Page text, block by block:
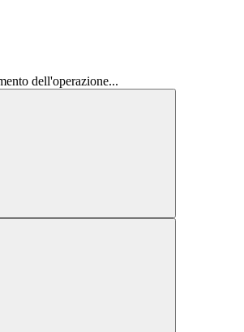
dell'operazione...